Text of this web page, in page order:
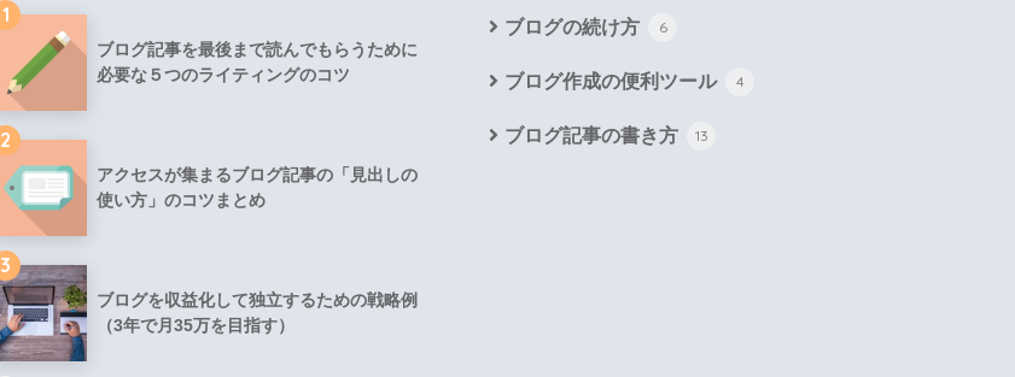
1
ブログ記事を最後まで読んでもらうために
必要な５つのライティングのコツ
2
アクセスが集まるブログ記事の「見出しの
使い方」のコツまとめ
3
ブログを収益化して独立するための戦略例
（3年で月35万を目指す）
ブログの続け方 6
ブログ作成の便利ツール 4
ブログ記事の書き方 13